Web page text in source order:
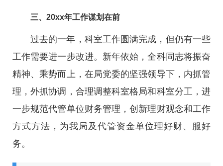
三、20xx年工作谋划在前
过去的一年，科室工作圆满完成，但仍有一些
工作需要进一步改进。新年依始，全科同志将振奋
精神、乘势而上，在局党委的坚强领导下，内抓管
理，外抓协调，合理调整科室格局和科室分工，进
一步规范代管单位财务管理，创新理财观念和工作
方式方法，为我局及代管资金单位理好财、服好
务。